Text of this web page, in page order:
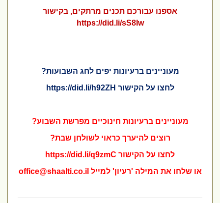
אספנו עבורכם תכנים מרתקים, בקישור
https://did.li/sS8Iw
מעוניינים ברעיונות יפים לחג השבועות?
לחצו על הקישור https://did.li/h92ZH
מעוניינים ברעיונות חינוכיים מפרשת השבוע?
רוצים להיערך כראוי לשולחן שבת?
לחצו על הקישורhttps://did.li/q9zmC
או שלחו את המילה 'רעיון' למיילoffice@shaalti.co.il